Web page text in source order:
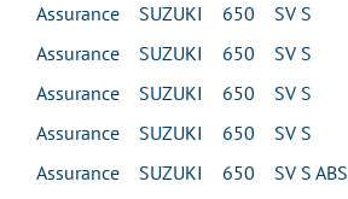
Assurance SUZUKI 650 SV S
Assurance SUZUKI 650 SV S
Assurance SUZUKI 650 SV S
Assurance SUZUKI 650 SV S
Assurance SUZUKI 650 SV S ABS